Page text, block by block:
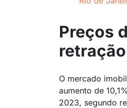
Preços
O mercado
aumento de
2023, segundo